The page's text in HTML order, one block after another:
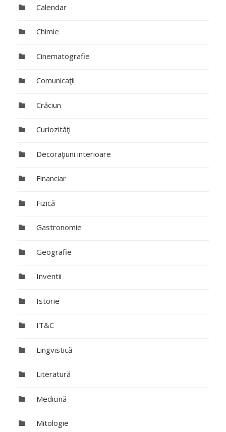
Calendar
Chimie
Cinematografie
Comunicaţii
Crăciun
Curiozităţi
Decoraţiuni interioare
Financiar
Fizică
Gastronomie
Geografie
Inventii
Istorie
IT&C
Lingvistică
Literatură
Medicină
Mitologie